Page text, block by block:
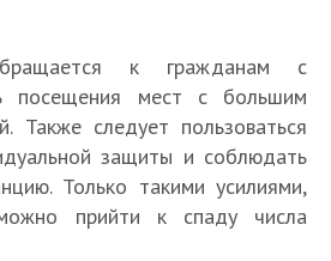
к гражданам с
посещения мест с большим
Также следует пользоваться
защиты и соблюдать
Только такими усилиями,
прийти к спаду числа